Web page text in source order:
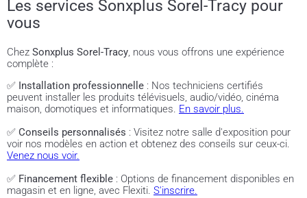
Les services Sonxplus Sorel-Tracy pour
vous
Chez Sonxplus Sorel-Tracy, nous vous offrons une expérience
complète :
✅ Installation professionnelle : Nos techniciens certifiés
peuvent installer les produits télévisuels, audio/vidéo, cinéma
maison, domotiques et informatiques. En savoir plus.
✅ Conseils personnalisés : Visitez notre salle d'exposition pour
voir nos modèles en action et obtenez des conseils sur ceux-ci.
Venez nous voir.
✅ Financement flexible : Options de financement disponibles en
magasin et en ligne, avec Flexiti. S'inscrire.